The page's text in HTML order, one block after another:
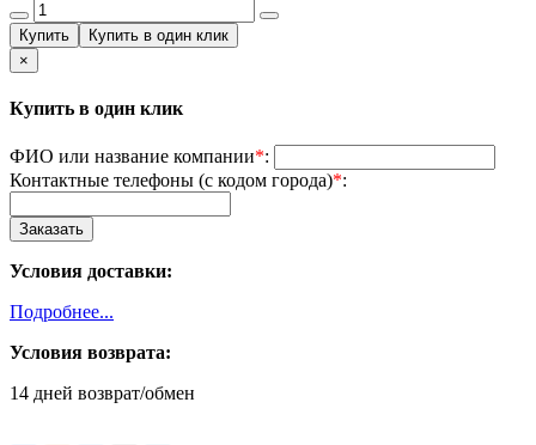
×
Купить в один клик
ФИО или название компании*:
Контактные телефоны (с кодом города)*:
Условия доставки:
Подробнее...
Условия возврата:
14 дней возврат/обмен